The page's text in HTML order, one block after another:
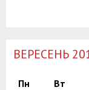
ВЕРЕСЕНЬ
Пн Вт